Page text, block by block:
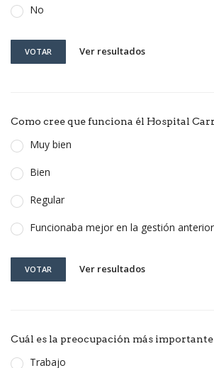
No
VOTAR Ver resultados
Como cree que funciona él Hospital
Muy bien
Bien
Regular
Funcionaba mejor en la gestión anterior
VOTAR Ver resultados
Cuál es la preocupación más
Trabajo